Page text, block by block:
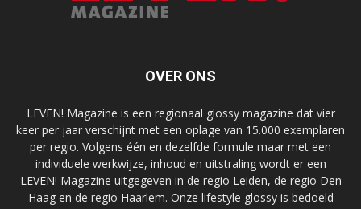
OVER ONS
LEVEN! Magazine is een regionaal glossy magazine dat vier
keer per jaar verschijnt met een oplage van 15.000 exemplaren
per regio. Volgens één en dezelfde formule maar met een
individuele werkwijze, inhoud en uitstraling wordt er een
LEVEN! Magazine uitgegeven in de regio Leiden, de regio Den
Haag en de regio Haarlem. Onze lifestyle glossy is bedoeld